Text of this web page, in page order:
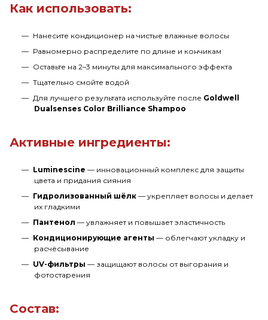
Как использовать:
Нанесите кондиционер на чистые влажные волосы
Равномерно распределите по длине и кончикам
Оставьте на 2–3 минуты для максимального эффекта
Тщательно смойте водой
Для лучшего результата используйте после Goldwell
Dualsenses Color Brilliance Shampoo
Активные ингредиенты:
Luminescine — инновационный комплекс для защиты
цвета и придания сияния
Гидролизованный шёлк — укрепляет волосы и делает
их гладкими
Пантенол — увлажняет и повышает эластичность
Кондиционирующие агенты — облегчают укладку и
расчёсывание
UV-фильтры — защищают волосы от выгорания и
фотостарения
Состав: